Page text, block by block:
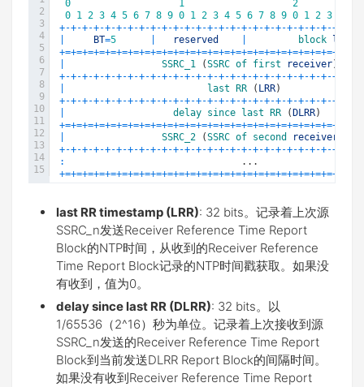
2
3
4
5
6
7
8
9
10
11
12
13
14
15
0 1
2
0 1 2 3 4 5 6 7 8 9 0 1 2 3 4 5 6 7 8 9 0 1 2 3
+-+-+-+-+-+-+-+-+-+-+-+-+-+-+-+-+-+-+-+-+-+-+-+-+
BT=5 reserved block
+=+=+=+=+=+=+=+=+=+=+=+=+=+=+=+=+=+=+=+=+=+=+=+=+=
SSRC_1 (SSRC of first receiver)
+-+-+-+-+-+-+-+-+-+-+-+-+-+-+-+-+-+-+-+-+-+-+-+-+
last RR ( LRR)
+-+-+-+-+-+-+-+-+-+-+-+-+-+-+-+-+-+-+-+-+-+-+-+-+
delay since last RR ( DLRR)
+=+=+=+=+=+=+=+=+=+=+=+=+=+=+=+=+=+=+=+=+=+=+=+=+=
SSRC_2 (SSRC of second receiver
+-+-+-+-+-+-+-+-+-+-+-+-+-+-+-+-+-+-+-+-+-+-+-+-+
:
. . .
+=+=+=+=+=+=+=+=+=+=+=+=+=+=+=+=+=+=+=+=+=+=+=+=+=
last RR timestamp (LRR): 32 bits。记录着上次源
SSRC_n发送Receiver Reference Time Report
Block的NTP时间，从收到的Receiver Reference
Time Report Block记录的NTP时间戳获取。如果没
有收到，值为0。
delay since last RR (DLRR): 32 bits。以
1/65536（2^16）秒为单位。记录着上次接收到源
SSRC_n发送的Receiver Reference Time Report
Block到当前发送DLRR Report Block的间隔时间。
如果没有收到Receiver Reference Time Report